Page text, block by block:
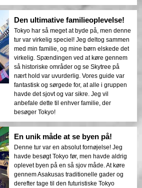
Den ultimative familieoplevelse!
Tokyo har så meget at byde på, men denne
tur var virkelig speciel! Jeg deltog sammen
med min familie, og mine børn elskede det
virkelig. Spændingen ved at køre gennem
så historiske områder og se Skytree på
nært hold var uvurderlig. Vores guide var
fantastisk og sørgede for, at alle i gruppen
havde det sjovt og var sikre. Jeg vil
anbefale dette til enhver familie, der
besøger Tokyo!
En unik måde at se byen på!
Denne tur var en absolut fornøjelse! Jeg
havde besøgt Tokyo før, men havde aldrig
oplevet byen på en så sjov måde. At køre
gennem Asakusas traditionelle gader og
derefter tage til den futuristiske Tokyo